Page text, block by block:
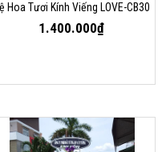
Hoa Tươi Kính Viếng LOVE-CB30
1.400.000₫